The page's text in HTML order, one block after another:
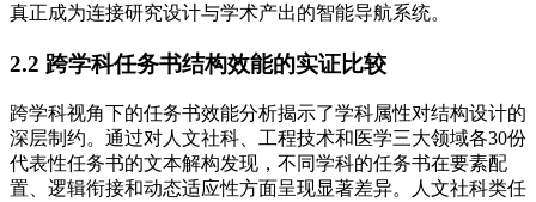
真正成为连接研究设计与学术产出的智能导航系统。
2.2 跨学科任务书结构效能的实证比较
跨学科视角下的任务书效能分析揭示了学科属性对结构设计的
深层制约。通过对人文社科、工程技术和医学三大领域各30份
代表性任务书的文本解构发现，不同学科的任务书在要素配
置、逻辑衔接和动态适应性方面呈现显著差异。人文社科类任